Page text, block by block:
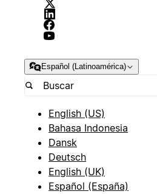
Español (Latinoamérica)
English (US)
Bahasa Indonesia
Dansk
Deutsch
English (UK)
Español (España)